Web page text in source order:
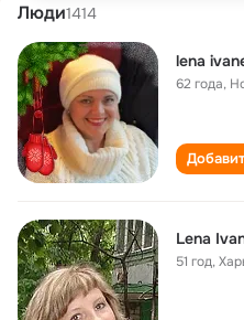
Люди1414
lena
62 года,
Lena
51 год,